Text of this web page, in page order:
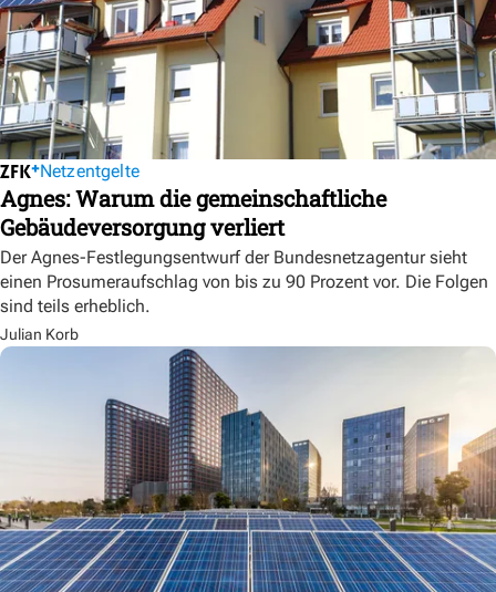
Netzentgelte
Agnes: Warum die gemeinschaftliche
Gebäudeversorgung verliert
Der Agnes-Festlegungsentwurf der Bundesnetzagentur sieht
einen Prosumeraufschlag von bis zu 90 Prozent vor. Die Folgen
sind teils erheblich.
Julian Korb